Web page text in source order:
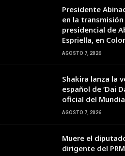
38°C 39°C
Presidente
en la
presidencial de
Espriella, en
AGOSTO 7, 2026
Shakira lanza la
español de ‘Dai
oficial del
AGOSTO 7, 2026
Muere el
dirigente del